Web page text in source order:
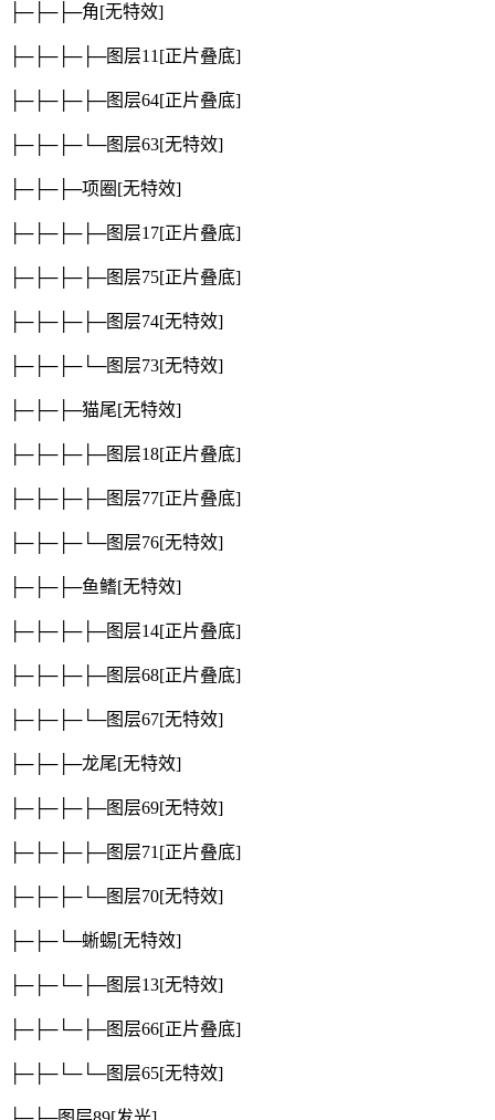
├─├─├─角[无特效]
├─├─├─├─图层11 [正片叠底]
├─├─├─├─图层64[正片叠底]
├─├─├─└─图层63[无特效]
├─├─├─项圈 [无特效]
├─├─├─├─图层17[正片叠底]
├─├─├─├─图层75[正片叠底]
├─├─├─├─图层74[无特效]
├─├─├─└─图层73[无特效]
├─├─├─猫尾[无特效]
├─├─├─├─图层18[正片叠底]
├─├─├─├─图层77[正片叠底]
├─├─├─└─图层76[无特效]
├─├─├─鱼鳍[无特效]
├─├─├─├─图层14[正片叠底]
├─├─├─├─图层68[正片叠底]
├─├─├─└─图层67[无特效]
├─├─├─龙尾[无特效]
├─├─├─├─图层69[无特效]
├─├─├─├─图层71 [正片叠底]
├─├─├─└─图层70[无特效]
├─├─└─蜥蜴[无特效]
├─├─└─├─图层13[无特效]
├─├─└─├─图层66[正片叠底]
├─├─└─└─图层65[无特效]